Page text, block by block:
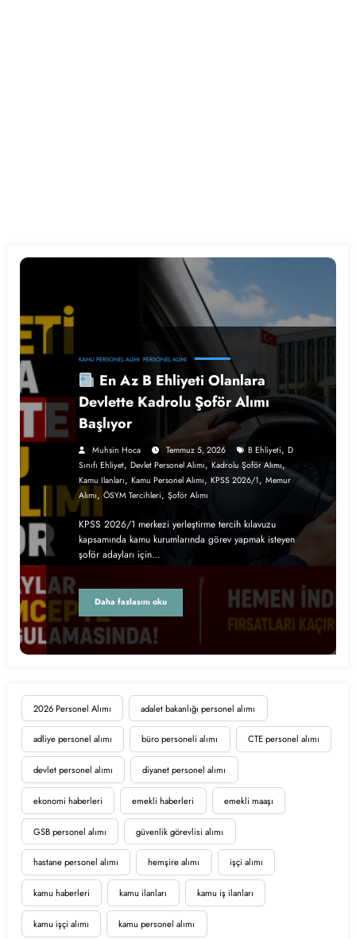
2026 Personel Alımı adalet bakanlığı personel alımı
adliye personel alımı büro personeli alımı CTE personel alımı
devlet personel alımı diyanet personel alımı
ekonomi haberleri emekli haberleri emekli maaşı
GSB personel alımı güvenlik görevlisi alımı
hastane personel alımı hemşire alımı işçi alımı
kamu haberleri kamu ilanları kamu iş ilanları
kamu işçi alımı kamu personel alımı
KAMU PERSONEL ALIMI PERSONEL ALIMI
En Az B Ehliyeti Olanlara
Devlette Kadrolu Şoför Alımı
Başlıyor
Muhsin Hoca Temmuz 5, 2026 B Ehliyeti, D
Sınıfı Ehliyet, Devlet Personel Alımı,Kadrolu Şoför Alımı,
Kamu Ilanları, Kamu Personel Alımı, KPSS 2026/1, Memur
Alımı, ÖSYM Tercihleri, Şoför Alımı
KPSS 2026/1 merkezi yerleştirme tercih kılavuzu
kapsamında kamu kurumlarında görev yapmak isteyen
şoför adayları için…
Daha fazlasını oku